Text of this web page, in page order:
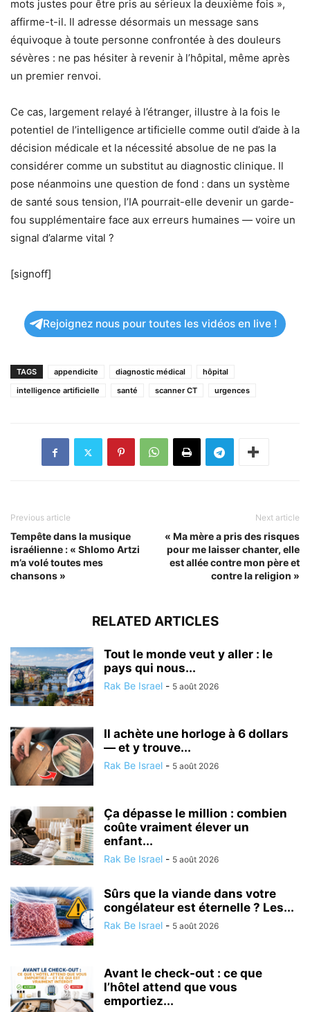
mots justes pour être pris au sérieux la deuxième fois »,
affirme-t-il. Il adresse désormais un message sans
équivoque à toute personne confrontée à des douleurs
sévères : ne pas hésiter à revenir à l’hôpital, même après
un premier renvoi.
Ce cas, largement relayé à l’étranger, illustre à la fois le
potentiel de l’intelligence artificielle comme outil d’aide à la
décision médicale et la nécessité absolue de ne pas la
considérer comme un substitut au diagnostic clinique. Il
pose néanmoins une question de fond : dans un système
de santé sous tension, l’IA pourrait-elle devenir un garde-
fou supplémentaire face aux erreurs humaines — voire un
signal d’alarme vital ?
[signoff]
Rejoignez nous pour toutes les vidéos en live !
TAGS appendicite diagnostic médical
hôpital
intelligence artificielle
santé scanner CT urgences
Previous article
Tempête dans la musique
israélienne : « Shlomo Artzi
m’a volé toutes mes
chansons »
Next article
« Ma mère a pris des risques
pour me laisser chanter, elle
est allée contre mon père et
contre la religion »
RELATED ARTICLES
Tout le monde veut y aller : le
pays qui nous...
Rak Be Israel - 5 août 2026
Il achète une horloge à 6 dollars
— et y trouve...
Rak Be Israel - 5 août 2026
Ça dépasse le million : combien
coûte vraiment élever un
enfant...
Rak Be Israel - 5 août 2026
Sûrs que la viande dans votre
congélateur est éternelle ? Les...
Rak Be Israel - 5 août 2026
Avant le check-out : ce que
l’hôtel attend que vous
emportiez...